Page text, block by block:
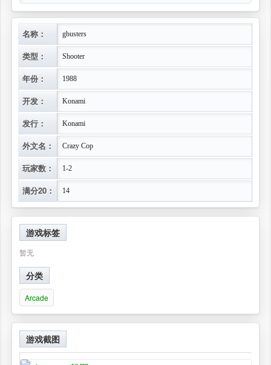
名称： gbusters
类型： Shooter
年份： 1988
开发： Konami
发行： Konami
外文名： Crazy Cop
玩家数： 1-2
满分20： 14
游戏标签
暂无
分类
Arcade
游戏截图